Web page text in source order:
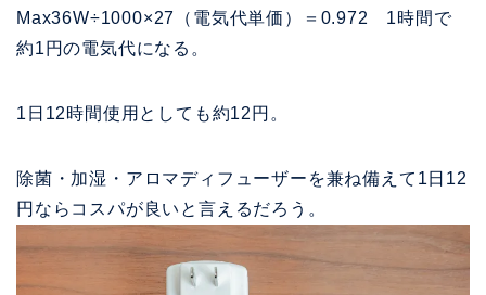
Max36W÷1000×27（電気代単価）＝0.972 1時間で
約1円の電気代になる。
1日12時間使用としても約12円。
除菌・加湿・アロマディフューザーを兼ね備えて1日12
円ならコスパが良いと言えるだろう。